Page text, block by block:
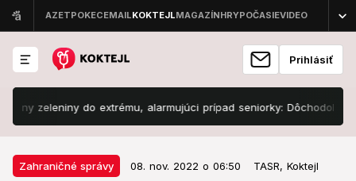
Prihlásiť
zeleniny do extrému, alarmujúci prípad seniorky: Dôchodok 503 €,
Zahraničné správy 08. nov. 2022 o 06:50 TASR, Koktejl
Zahraničné správy 08. nov. 2022 o 06:50